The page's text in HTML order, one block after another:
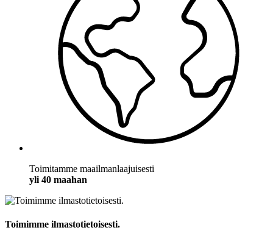
Toimitamme maailmanlaajuisesti
yli 40 maahan
Toimimme ilmastotietoisesti.